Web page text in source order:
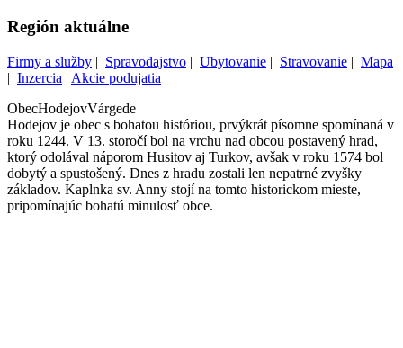
Región aktuálne
Firmy a služby | Spravodajstvo | Ubytovanie | Stravovanie | Mapa
| Inzercia | Akcie podujatia
ObecHodejovVárgede
Hodejov je obec s bohatou históriou, prvýkrát písomne spomínaná v
roku 1244. V 13. storočí bol na vrchu nad obcou postavený hrad,
ktorý odolával náporom Husitov aj Turkov, avšak v roku 1574 bol
dobytý a spustošený. Dnes z hradu zostali len nepatrné zvyšky
základov. Kaplnka sv. Anny stojí na tomto historickom mieste,
pripomínajúc bohatú minulosť obce.